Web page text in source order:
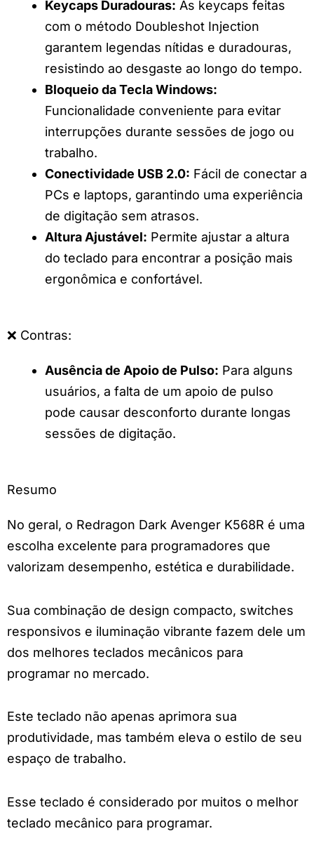
Keycaps Duradouras: As keycaps feitas
com o método Doubleshot Injection
garantem legendas nítidas e duradouras,
resistindo ao desgaste ao longo do tempo.
Bloqueio da Tecla Windows:
Funcionalidade conveniente para evitar
interrupções durante sessões de jogo ou
trabalho.
Conectividade USB 2.0: Fácil de conectar a
PCs e laptops, garantindo uma experiência
de digitação sem atrasos.
Altura Ajustável: Permite ajustar a altura
do teclado para encontrar a posição mais
ergonômica e confortável.
❌ Contras:
Ausência de Apoio de Pulso: Para alguns
usuários, a falta de um apoio de pulso
pode causar desconforto durante longas
sessões de digitação.
Resumo
No geral, o Redragon Dark Avenger K568R é uma
escolha excelente para programadores que
valorizam desempenho, estética e durabilidade.
Sua combinação de design compacto, switches
responsivos e iluminação vibrante fazem dele um
dos melhores teclados mecânicos para
programar no mercado.
Este teclado não apenas aprimora sua
produtividade, mas também eleva o estilo de seu
espaço de trabalho.
Esse teclado é considerado por muitos o melhor
teclado mecânico para programar.